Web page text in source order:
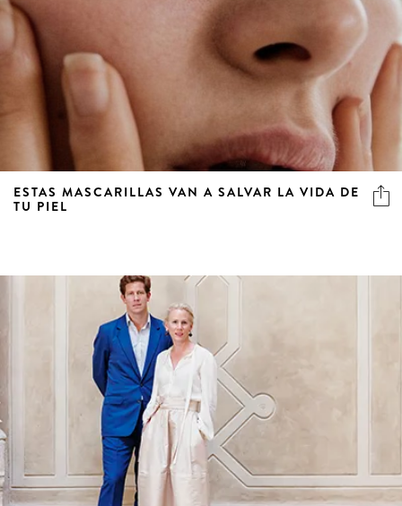
ESTAS MASCARILLAS VAN A SALVAR LA VIDA DE
TU PIEL